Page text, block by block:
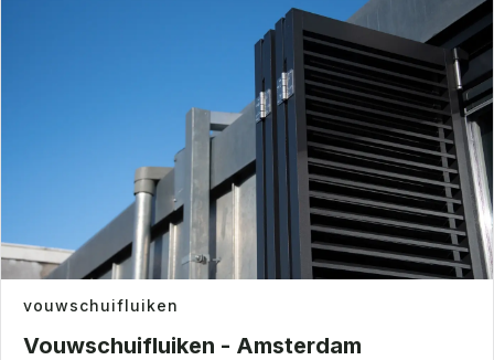
vouwschuifluiken
Vouwschuifluiken - Amsterdam